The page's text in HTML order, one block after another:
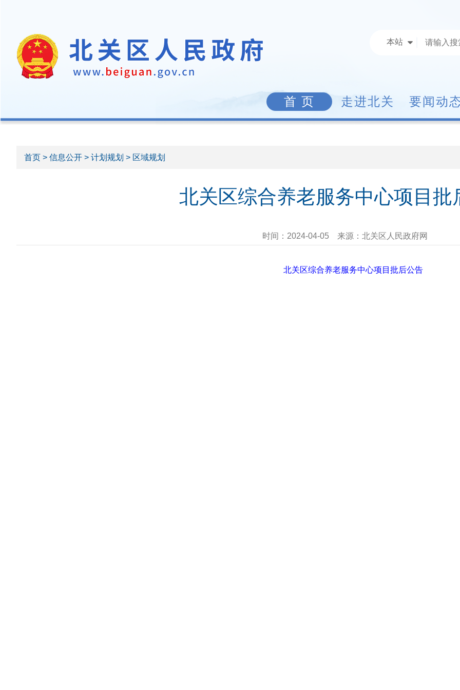
本站
首 页 走进北关 要闻动
首页 > 信息公开 > 计划规划 > 区域规划
北关区综合养老服务中心项目批
时间： 2024-04-05 来源： 北关区人民政府网
北关区综合养老服务中心项目批后公告